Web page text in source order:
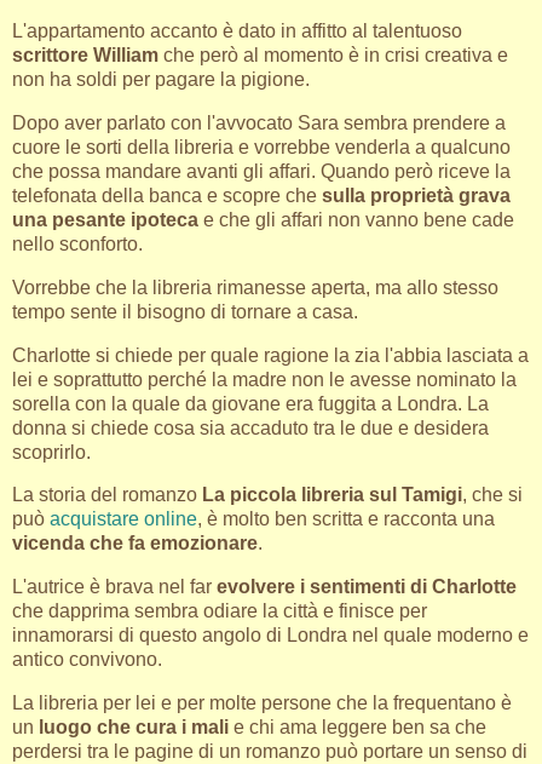
L'appartamento accanto è dato in affitto al talentuoso
scrittore William che però al momento è in crisi creativa e
non ha soldi per pagare la pigione.
Dopo aver parlato con l'avvocato Sara sembra prendere a
cuore le sorti della libreria e vorrebbe venderla a qualcuno
che possa mandare avanti gli affari. Quando però riceve la
telefonata della banca e scopre che sulla proprietà grava
una pesante ipoteca e che gli affari non vanno bene cade
nello sconforto.
Vorrebbe che la libreria rimanesse aperta, ma allo stesso
tempo sente il bisogno di tornare a casa.
Charlotte si chiede per quale ragione la zia l'abbia lasciata a
lei e soprattutto perché la madre non le avesse nominato la
sorella con la quale da giovane era fuggita a Londra. La
donna si chiede cosa sia accaduto tra le due e desidera
scoprirlo.
La storia del romanzo La piccola libreria sul Tamigi, che si
può acquistare online, è molto ben scritta e racconta una
vicenda che fa emozionare.
L'autrice è brava nel far evolvere i sentimenti di Charlotte
che dapprima sembra odiare la città e finisce per
innamorarsi di questo angolo di Londra nel quale moderno e
antico convivono.
La libreria per lei e per molte persone che la frequentano è
un luogo che cura i mali e chi ama leggere ben sa che
perdersi tra le pagine di un romanzo può portare un senso di